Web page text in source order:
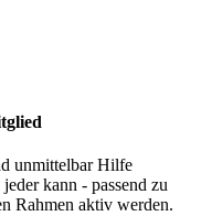
unmittelbar Hilfe
kann - passend zu
Rahmen aktiv werden.